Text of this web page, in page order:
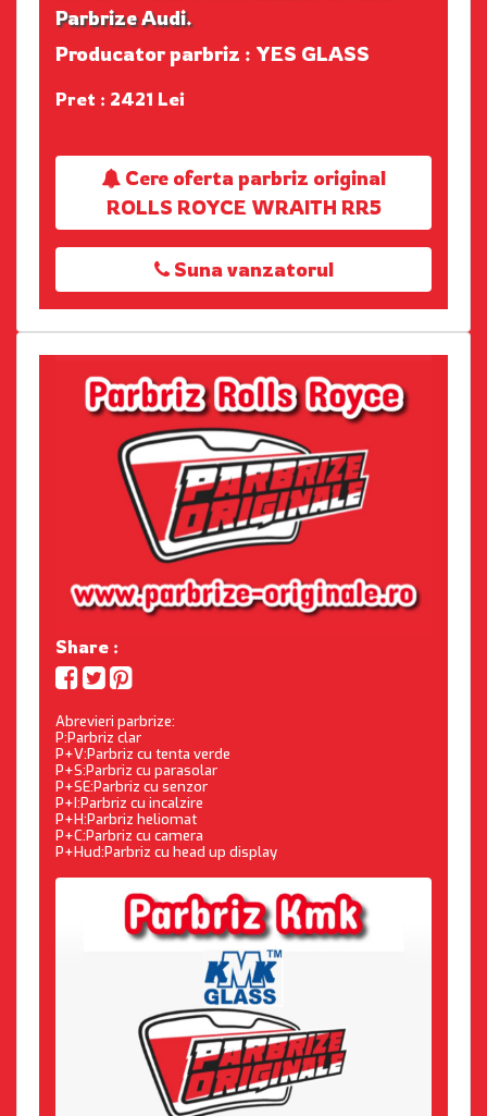
Parbrize Audi.
Producator parbriz : YES GLASS
Pret : 2421 Lei
Cere oferta parbriz original
ROLLS ROYCE WRAITH RR5
Suna vanzatorul
Share :
Abrevieri parbrize:
P:Parbriz clar
P+V:Parbriz cu tenta verde
P+S:Parbriz cu parasolar
P+SE:Parbriz cu senzor
P+I:Parbriz cu incalzire
P+H:Parbriz heliomat
P+C:Parbriz cu camera
P+Hud:Parbriz cu head up display